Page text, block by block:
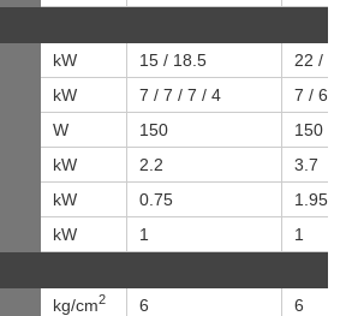
kW 15 / 18.5
22 / 26
kW 7 / 7 / 7 / 4
7 / 6 /
W 150
150
kW 2.2
3.7
kW 0.75
1.95
kW 1 1
kg/cm2 6
6